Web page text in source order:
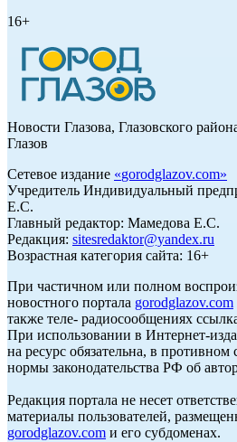
16+
Новости Глазова, Глазовского
Глазов
Сетевое издание «gorodglazov.com»
Учредитель Индивидуальный
Е.С.
Главный редактор: Мамедова Е.С.
Редакция: sitesredaktor@yandex.ru
Возрастная категория сайта: 16+
При частичном или полном
новостного портала gorodglazov.com
также теле- радиосообщениях
При использовании в Интернет-
на ресурс обязательна, в
нормы законодательства РФ об
Редакция портала не несет
материалы пользователей,
gorodglazov.com и его субдоменах.